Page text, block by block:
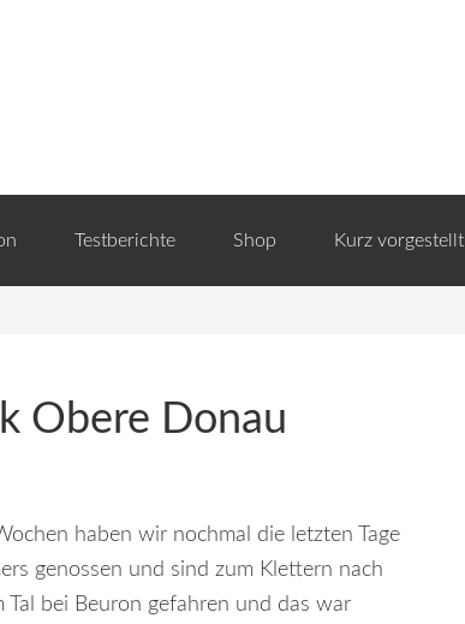
Testberichte Shop Kurz vorgestellt
Obere Donau
haben wir nochmal die letzten Tage
genossen und sind zum Klettern nach
Tal bei Beuron gefahren und das war